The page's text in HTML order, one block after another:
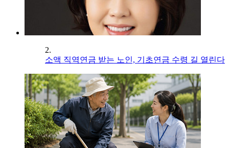
2.
소액 직역연금 받는 노인, 기초연금 수령 길 열린다